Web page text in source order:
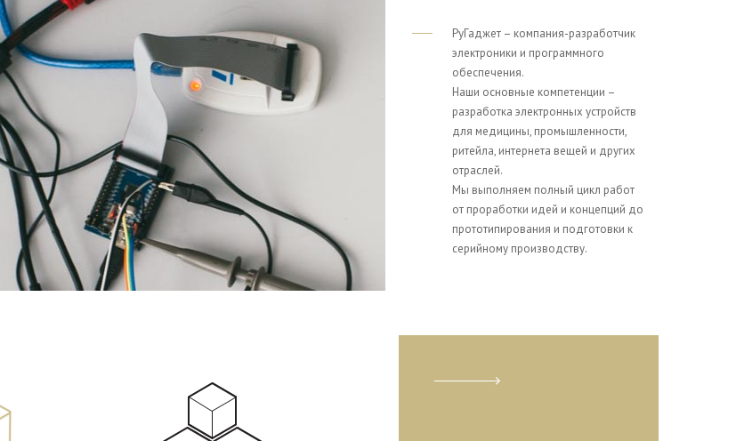
РуГаджет – компания-разработчик
электроники и программного
обеспечения.
Наши основные компетенции –
разработка электронных устройств
для медицины, промышленности,
ритейла, интернета вещей и других
отраслей.
Мы выполняем полный цикл работ
от проработки идей и концепций до
прототипирования и подготовки к
серийному производству.